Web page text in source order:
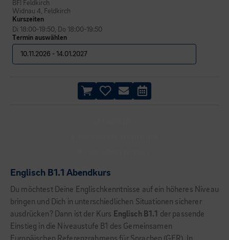
BFI Feldkirch
Widnau 4, Feldkirch
Termin auswählen
Kurszeiten
Di 18:00-19:50, Do 18:00-19:50
Englisch B1.1 Abendkurs
Du möchtest Deine Englischkenntnisse auf ein höheres Niveau
bringen und Dich in unterschiedlichen Situationen sicherer
ausdrücken? Dann ist der Kurs Englisch B1.1
der passende
Einstieg in die Niveaustufe B1 des Gemeinsamen